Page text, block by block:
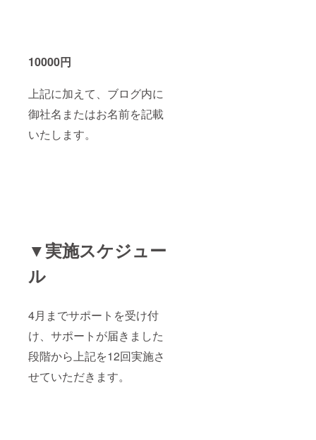
10000円
上記に加えて、ブログ内に
御社名またはお名前を記載
いたします。
▼実施スケジュー
ル
4月までサポートを受け付
け、サポートが届きました
段階から上記を12回実施さ
せていただきます。